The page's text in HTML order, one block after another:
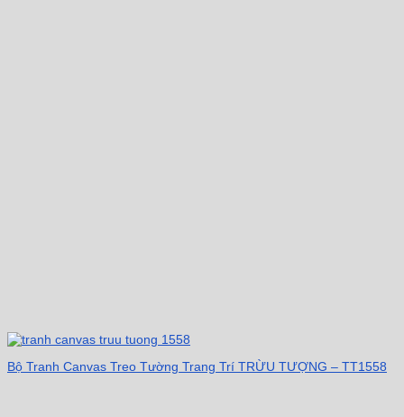
Bộ Tranh Canvas Treo Tường Trang Trí TRỪU TƯỢNG – TT1558